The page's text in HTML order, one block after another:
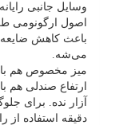
وسایل جانبی
اصول ارگونومی
باعث کاهش
می‌شه.
میز مخصوص هم
ارتفاع صندلی
آزار نده. برای
دقیقه استفاده از